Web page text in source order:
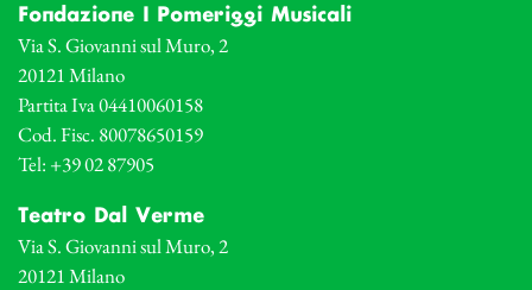
Fondazione I Pomeriggi Musicali
Via S. Giovanni sul Muro, 2
20121 Milano
Partita Iva 04410060158
Cod. Fisc. 80078650159
Tel: +39 02 87905
Teatro Dal Verme
Via S. Giovanni sul Muro, 2
20121 Milano